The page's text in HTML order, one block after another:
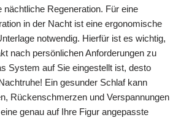
Regeneration. Für eine
in der Nacht ist eine ergonomische
notwendig. Hierfür ist es wichtig,
nach persönlichen Anforderungen zu
System auf Sie eingestellt ist, desto
Ein gesunder Schlaf kann
Rückenschmerzen und Verspannungen
genau auf Ihre Figur angepasste